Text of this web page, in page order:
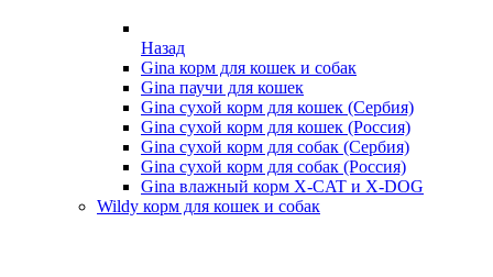
Назад
Gina корм для кошек и собак
Gina паучи для кошек
Gina сухой корм для кошек (Сербия)
Gina сухой корм для кошек (Россия)
Gina сухой корм для собак (Сербия)
Gina сухой корм для собак (Россия)
Gina влажный корм X-CAT и X-DOG
Wildy корм для кошек и собак